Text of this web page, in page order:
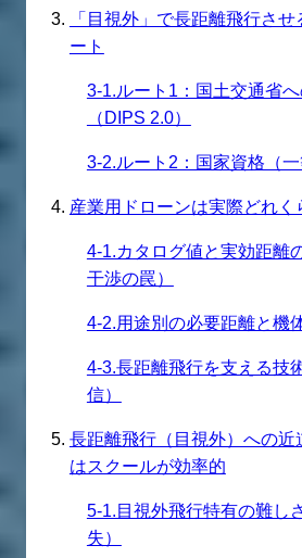
「目視外」で長距離飛行さ
ート
3-1.ルート1：国土交通省
（DIPS 2.0）
3-2.ルート2：国家資格（
産業用ドローンは実際どれく
4-1.カタログ値と実効距離
干渉の罠）
4-2.用途別の必要距離と機
4-3.長距離飛行を支える技
信）
長距離飛行（目視外）への近
はスクールが効率的
5-1.目視外飛行特有の難し
失）